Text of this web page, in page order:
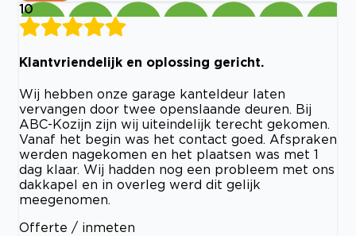
10
Klantvriendelijk en oplossing gericht.
Wij hebben onze garage kanteldeur laten
vervangen door twee openslaande deuren. Bij
ABC-Kozijn zijn wij uiteindelijk terecht gekomen.
Vanaf het begin was het contact goed. Afspraken
werden nagekomen en het plaatsen was met 1
dag klaar. Wij hadden nog een probleem met ons
dakkapel en in overleg werd dit gelijk
meegenomen.
Offerte / inmeten